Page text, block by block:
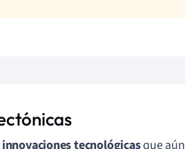
innovaciones tecnológicasque aún